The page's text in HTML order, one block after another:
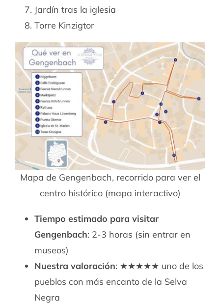
Jardín tras la iglesia
Torre Kinzigtor
Mapa de Gengenbach, recorrido para ver el
centro histórico (mapa interactivo)
Tiempo estimado para visitar
Gengenbach: 2-3 horas (sin entrar en
museos)
Nuestra valoración: ★★★★★ uno de los
pueblos con más encanto de la Selva
Negra